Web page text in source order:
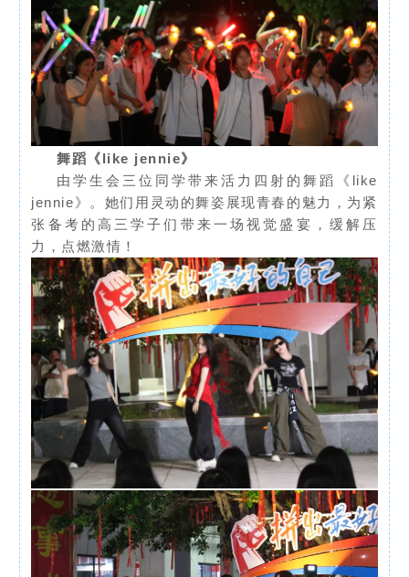
舞蹈《like jennie》
由学生会三位同学带来活力四射的舞蹈《like
jennie》。她们用灵动的舞姿展现青春的魅力，为紧
张备考的高三学子们带来一场视觉盛宴，缓解压
力，点燃激情！